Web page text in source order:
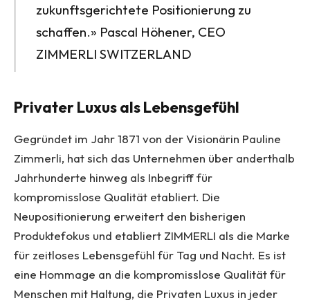
zukunftsgerichtete Positionierung zu
schaffen.» Pascal Höhener, CEO
ZIMMERLI SWITZERLAND
Privater Luxus als Lebensgefühl
Gegründet im Jahr 1871 von der Visionärin Pauline
Zimmerli, hat sich das Unternehmen über anderthalb
Jahrhunderte hinweg als Inbegriff für
kompromisslose Qualität etabliert. Die
Neupositionierung erweitert den bisherigen
Produktefokus und etabliert ZIMMERLI als die Marke
für zeitloses Lebensgefühl für Tag und Nacht. Es ist
eine Hommage an die kompromisslose Qualität für
Menschen mit Haltung, die Privaten Luxus in jeder